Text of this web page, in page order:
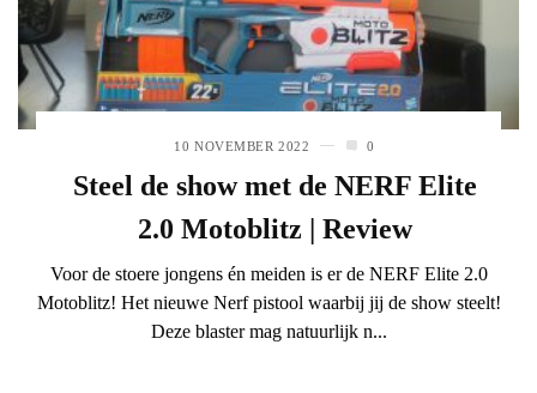
10 NOVEMBER 2022 0
Steel de show met de NERF Elite
2.0 Motoblitz | Review
Voor de stoere jongens én meiden is er de NERF Elite 2.0
Motoblitz! Het nieuwe Nerf pistool waarbij jij de show steelt!
Deze blaster mag natuurlijk n...